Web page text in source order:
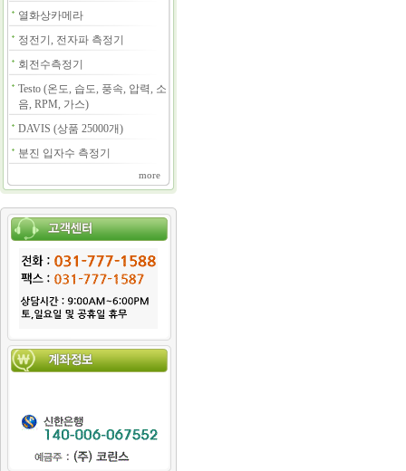
열화상카메라
정전기, 전자파 측정기
회전수측정기
Testo (온도, 습도, 풍속, 압력, 소
음, RPM, 가스)
DAVIS (상품 25000개)
분진 입자수 측정기
more